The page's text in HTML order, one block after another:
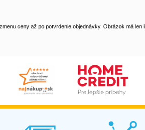
ceny až po potvrdenie objednávky. Obrázok má len